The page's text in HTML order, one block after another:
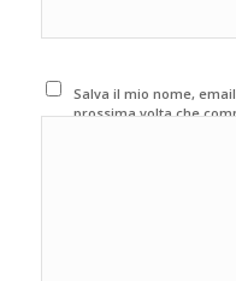
Salva il mio nome,
prossima volta che